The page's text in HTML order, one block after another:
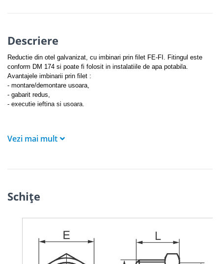
Descriere
Reductie din otel galvanizat, cu imbinari prin filet FE-FI. Fitingul este
conform DM 174 si poate fi folosit in instalatiile de apa potabila.
Avantajele imbinarii prin filet :
- montare/demontare usoara,
- gabarit redus,
- executie ieftina si usoara.
Vezi mai mult
Schiţe